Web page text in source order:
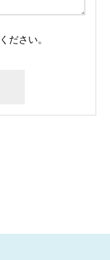
ださい。